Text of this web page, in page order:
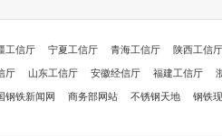
工信厅 宁夏工信厅 青海工信厅 陕西工信厅
厅 山东工信厅 安徽经信厅 福建工信厅
钢铁新闻网 商务部网站 不锈钢天地 钢铁